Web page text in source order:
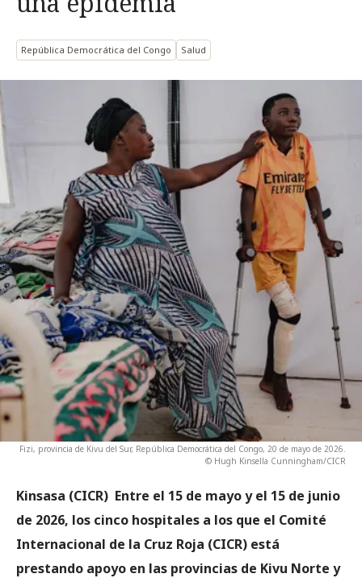
República Democrática del Congo Salud
Fizi, provincia de Kivu del Sur, República Democrática del Congo, 20 de mayo de 2026.
© Hugh Kinsella Cunningham/CICR
Kinsasa (CICR) Entre el 15 de mayo y el 15 de junio
de 2026, los cinco hospitales a los que el Comité
Internacional de la Cruz Roja (CICR) está
prestando apoyo en las provincias de Kivu Norte y